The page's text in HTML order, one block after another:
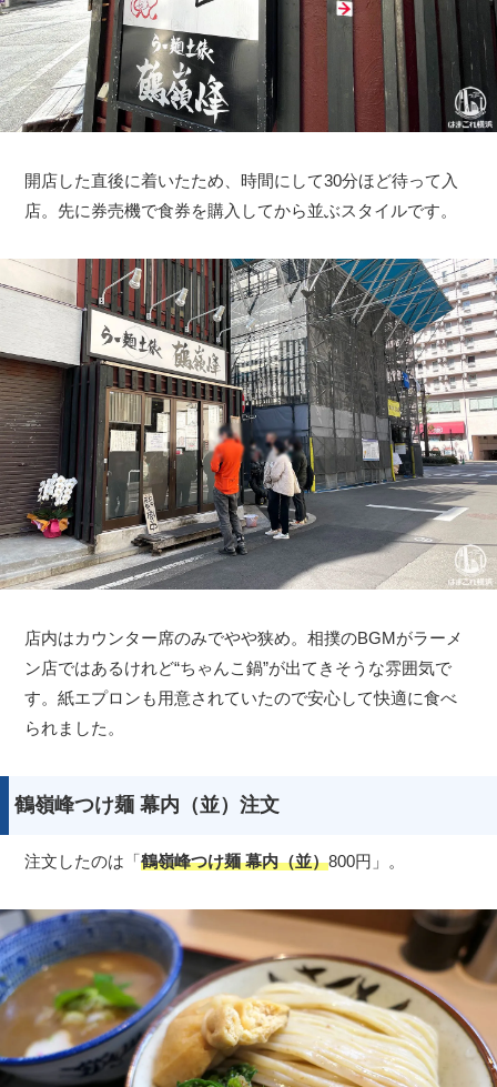
開店した直後に着いたため、時間にして30分ほど待って入
店。先に券売機で食券を購入してから並ぶスタイルです。
店内はカウンター席のみでやや狭め。相撲のBGMがラーメ
ン店ではあるけれど“ちゃんこ鍋”が出てきそうな雰囲気で
す。紙エプロンも用意されていたので安心して快適に食べ
られました。
鶴嶺峰つけ麺 幕内（並）注文
注文したのは「鶴嶺峰つけ麺 幕内（並）800円」。